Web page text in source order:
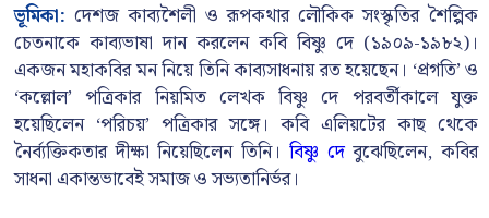
ভূমিকা: দেশজ কাব্যশৈলী ও রূপকথার লৌকিক সংস্কৃতির শৈল্পিক
চেতনাকে কাব্যভাষা দান করলেন কবি বিষ্ণু দে (১৯০৯-১৯৮২)।
একজন মহাকবির মন নিয়ে তিনি কাব্যসাধনায় রত হয়েছেন। ‘প্রগতি’ ও
‘কল্লোল’ পত্রিকার নিয়মিত লেখক বিষ্ণু দে পরবর্তীকালে যুক্ত
হয়েছিলেন ‘পরিচয়’ পত্রিকার সঙ্গে। কবি এলিয়টের কাছ থেকে
নৈর্ব্যক্তিকতার দীক্ষা নিয়েছিলেন তিনি। বিষ্ণু দেবুঝেছিলেন, কবির
সাধনা একান্তভাবেই সমাজ ও সভ্যতানির্ভর।